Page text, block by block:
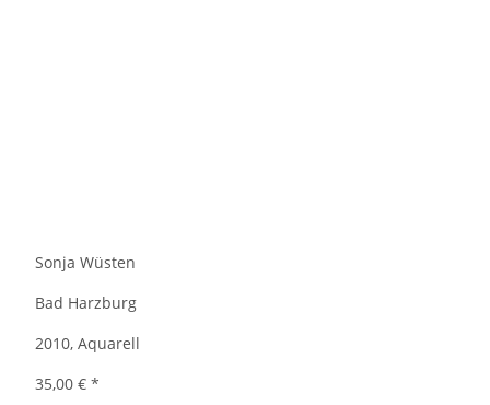
Sonja Wüsten
Bad Harzburg
2010, Aquarell
35,00 € *